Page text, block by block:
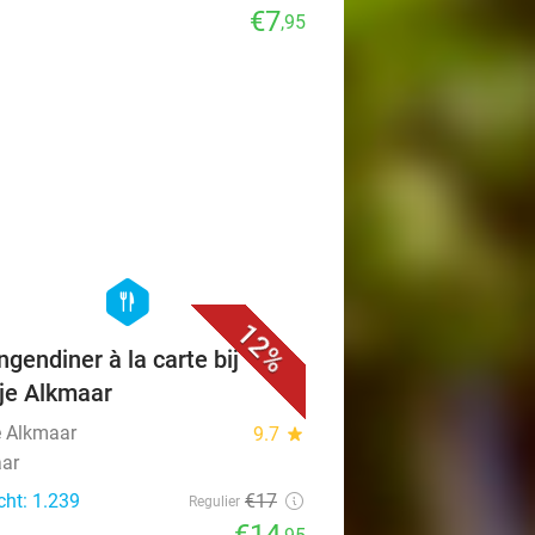
€7,95
12%
hexagon
food
à la carte bij
Alkmaar
Alkmaar 9.7 star
1.239
Regulier €17